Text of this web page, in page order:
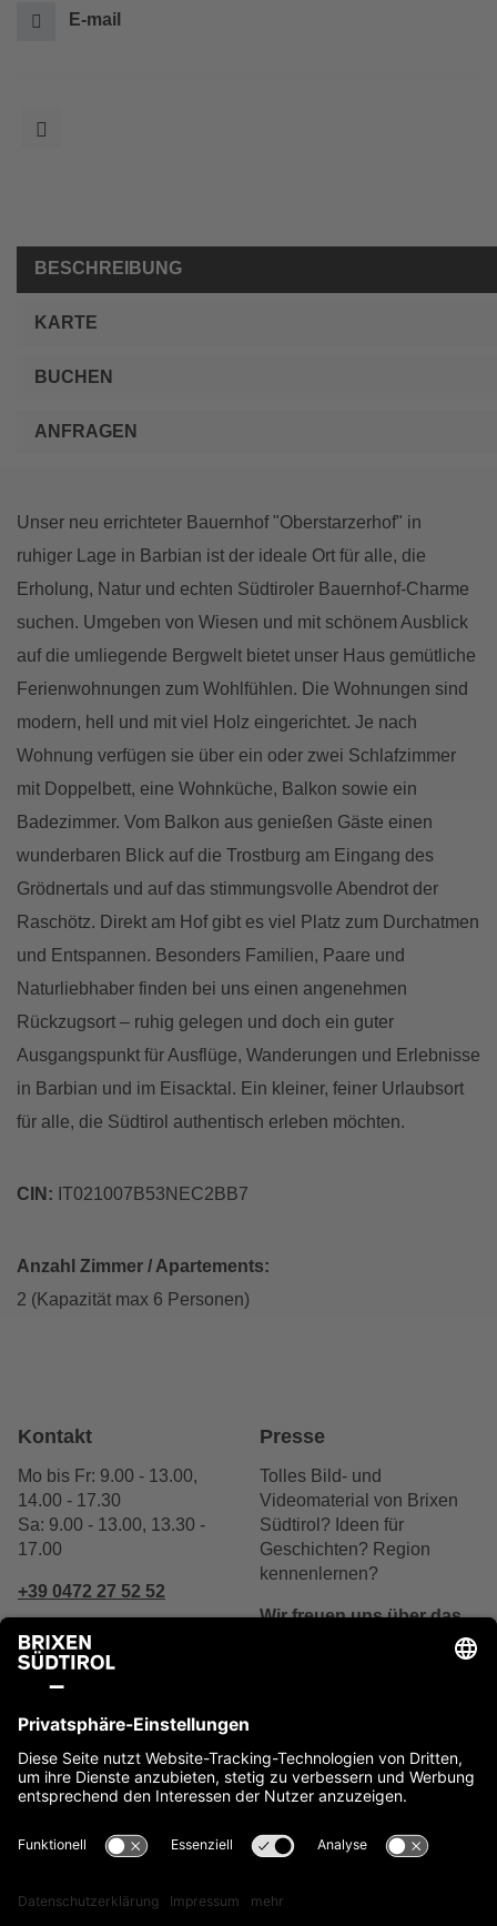
E-mail
BESCHREIBUNG
KARTE
BUCHEN
ANFRAGEN
Unser neu errichteter Bauernhof "Oberstarzerhof" in
ruhiger Lage in Barbian ist der ideale Ort für alle, die
Erholung, Natur und echten Südtiroler Bauernhof-Charme
suchen. Umgeben von Wiesen und mit schönem Ausblick
auf die umliegende Bergwelt bietet unser Haus gemütliche
Ferienwohnungen zum Wohlfühlen. Die Wohnungen sind
modern, hell und mit viel Holz eingerichtet. Je nach
Wohnung verfügen sie über ein oder zwei Schlafzimmer
mit Doppelbett, eine Wohnküche, Balkon sowie ein
Badezimmer. Vom Balkon aus genießen Gäste einen
wunderbaren Blick auf die Trostburg am Eingang des
Grödnertals und auf das stimmungsvolle Abendrot der
Raschötz. Direkt am Hof gibt es viel Platz zum Durchatmen
und Entspannen. Besonders Familien, Paare und
Naturliebhaber finden bei uns einen angenehmen
Rückzugsort – ruhig gelegen und doch ein guter
Ausgangspunkt für Ausflüge, Wanderungen und Erlebnisse
in Barbian und im Eisacktal. Ein kleiner, feiner Urlaubsort
für alle, die Südtirol authentisch erleben möchten.
CIN: IT021007B53NEC2BB7
Anzahl Zimmer / Apartements:
2 (Kapazität max 6 Personen)
Kontakt
Mo bis Fr: 9.00 - 13.00,
14.00 - 17.30
Sa: 9.00 - 13.00, 13.30 -
17.00
+39 0472 27 52 52
Schreibe uns
Presse
Tolles Bild- und
Videomaterial von Brixen
Südtirol? Ideen für
Geschichten? Region
kennenlernen?
Wir freuen uns über das
Impressum Cookies Privacy